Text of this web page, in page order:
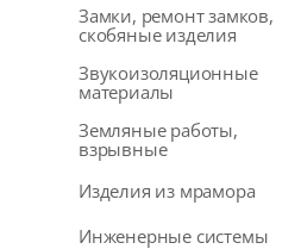
Замки, ремонт замков,
скобяные изделия
Звукоизоляционные
материалы
Земляные работы,
взрывные
Изделия из мрамора
Инженерные системы